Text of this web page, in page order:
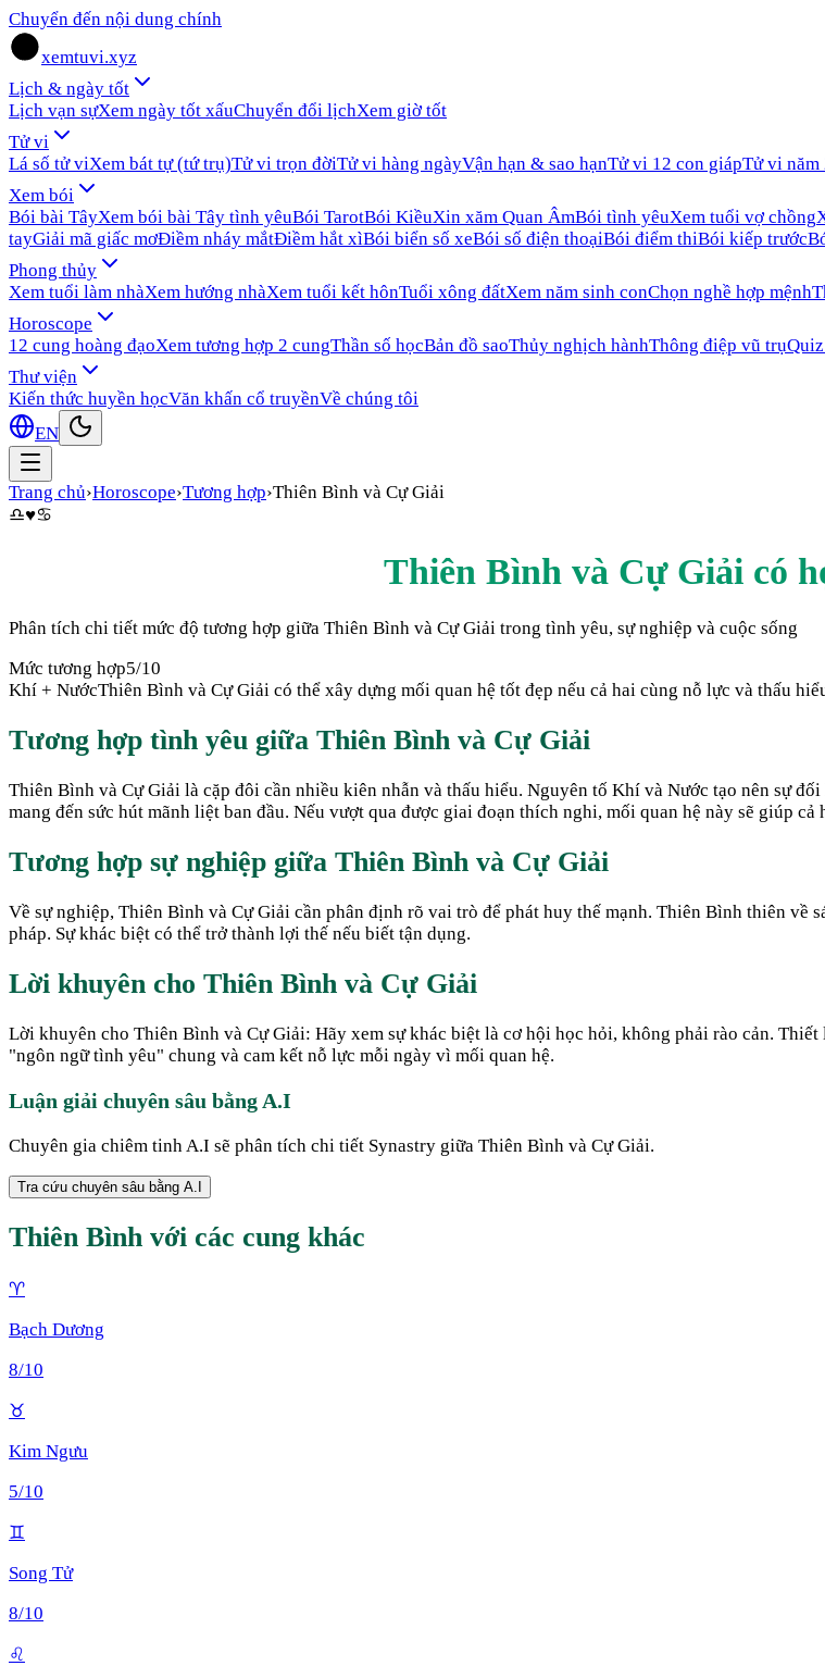
Chuyển đến nội dung chính
xemtuvi.xyz
Lịch & ngày tốt
Lịch vạn sựXem ngày tốt xấuChuyển đổi lịchXem giờ tốt
Tử vi
Lá số tử viXem bát tự (tứ trụ)Tử vi trọn đờiTử vi hàng ngàyVận hạn & sao hạnTử vi 12 con giápTử vi năm
Xem bói
Bói bài TâyXem bói bài Tây tình yêuBói TarotBói KiềuXin xăm Quan ÂmBói tình yêuXem tuổi vợ chồng
tayGiải mã giấc mơĐiềm nháy mắtĐiềm hắt xìBói biển số xeBói số điện thoạiBói điểm thiBói kiếp trước
Phong thủy
Xem tuổi làm nhàXem hướng nhàXem tuổi kết hônTuổi xông đấtXem năm sinh conChọn nghề hợp mệnh
Horoscope
12 cung hoàng đạoXem tương hợp 2 cungThần số họcBản đồ saoThủy nghịch hànhThông điệp vũ trụ
Thư viện
Kiến thức huyền họcVăn khấn cổ truyềnVề chúng tôi
EN
Trang chủ›Horoscope›Tương hợp›Thiên Bình và Cự Giải
♎♥♋
Thiên Bình và Cự Giải có
Phân tích chi tiết mức độ tương hợp giữa Thiên Bình và Cự Giải trong tình yêu, sự nghiệp và cuộc sống
Mức tương hợp5/10
Khí + NướcThiên Bình và Cự Giải có thể xây dựng mối quan hệ tốt đẹp nếu cả hai cùng nỗ lực và thấu
Tương hợp tình yêu giữa Thiên Bình và Cự Giải
Thiên Bình và Cự Giải là cặp đôi cần nhiều kiên nhẫn và thấu hiểu. Nguyên tố Khí và Nước tạo nên sự
mang đến sức hút mãnh liệt ban đầu. Nếu vượt qua được giai đoạn thích nghi, mối quan hệ này sẽ giúp
Tương hợp sự nghiệp giữa Thiên Bình và Cự Giải
Về sự nghiệp, Thiên Bình và Cự Giải cần phân định rõ vai trò để phát huy thế mạnh. Thiên Bình thiên
pháp. Sự khác biệt có thể trở thành lợi thế nếu biết tận dụng.
Lời khuyên cho Thiên Bình và Cự Giải
Lời khuyên cho Thiên Bình và Cự Giải: Hãy xem sự khác biệt là cơ hội học hỏi, không phải rào cản.
"ngôn ngữ tình yêu" chung và cam kết nỗ lực mỗi ngày vì mối quan hệ.
Luận giải chuyên sâu bằng A.I
Chuyên gia chiêm tinh A.I sẽ phân tích chi tiết Synastry giữa Thiên Bình và Cự Giải.
Tra cứu chuyên sâu bằng A.I
Thiên Bình với các cung khác
♈
Bạch Dương
8/10
♉
Kim Ngưu
5/10
♊
Song Tử
8/10
♌